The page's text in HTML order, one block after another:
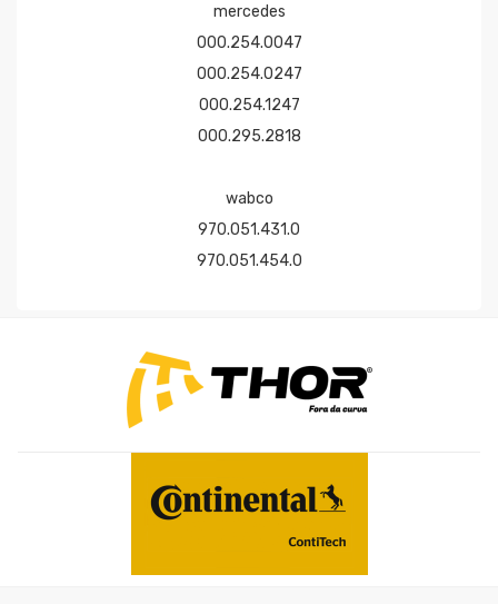
mercedes
000.254.0047
000.254.0247
000.254.1247
000.295.2818
wabco
970.051.431.0
970.051.454.0